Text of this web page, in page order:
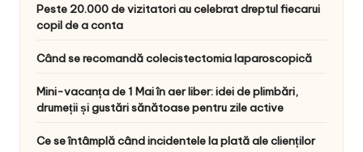
Peste 20.000 de vizitatori au celebrat dreptul fiecarui
copil de a conta
Când se recomandă colecistectomia laparoscopică
Mini-vacanța de 1 Mai în aer liber: idei de plimbări,
drumeții și gustări sănătoase pentru zile active
Ce se întâmplă când incidentele la plată ale clienților